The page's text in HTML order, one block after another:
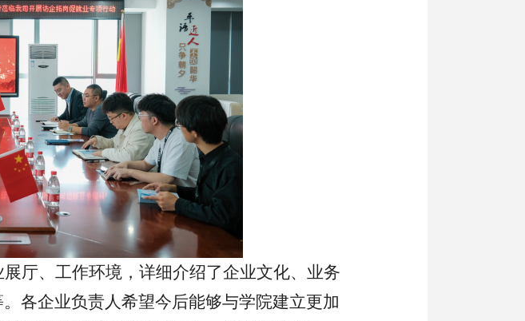
厅、工作环境，详细介绍了企业文化、业务
各企业负责人希望今后能够与学院建立更加